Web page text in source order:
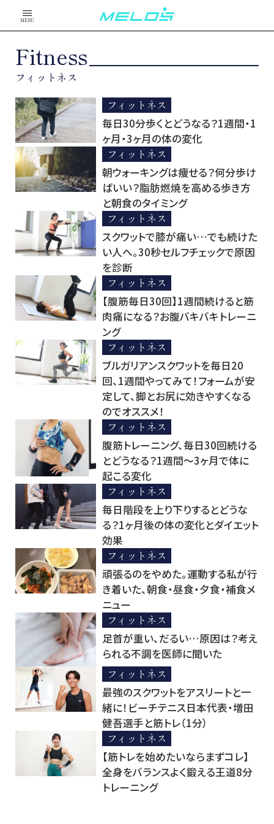
MENU
Fitness
フィットネス
フィットネス
毎日30分歩くとどうなる？1週間・1
ヶ月・3ヶ月の体の変化
フィットネス
朝ウォーキングは痩せる？何分歩け
ばいい？脂肪燃焼を高める歩き方
と朝食のタイミング
フィットネス
スクワットで膝が痛い…でも続けた
い人へ。30秒セルフチェックで原因
を診断
フィットネス
【腹筋毎日30回】1週間続けると筋
肉痛になる？お腹バキバキトレーニ
ング
フィットネス
ブルガリアンスクワットを毎日20
回、1週間やってみて！フォームが安
定して、脚とお尻に効きやすくなる
のでオススメ！
フィットネス
腹筋トレーニング、毎日30回続ける
とどうなる？1週間～3ヶ月で体に
起こる変化
フィットネス
毎日階段を上り下りするとどうな
る？1ヶ月後の体の変化とダイエット
効果
フィットネス
頑張るのをやめた。運動する私が行
き着いた、朝食・昼食・夕食・補食メ
ニュー
フィットネス
足首が重い、だるい…原因は？考え
られる不調を医師に聞いた
フィットネス
最強のスクワットをアスリートと一
緒に！ビーチテニス日本代表・増田
健吾選手と筋トレ（1分）
フィットネス
【筋トレを始めたいならまずコレ】
全身をバランスよく鍛える王道8分
トレーニング